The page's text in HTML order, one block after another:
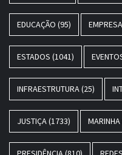
EDUCAÇÃO (95)
ESTADOS (1041)
INFRAESTRUTURA(25)
JUSTIÇA(1733) MARINHA